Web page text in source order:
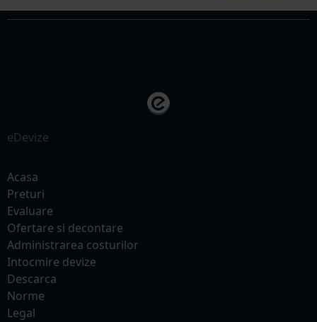
eDevize
Acasa
Preturi
Evaluare
Ofertare si decontare
Administrarea costurilor
Intocmire devize
Descarca
Norme
Legal